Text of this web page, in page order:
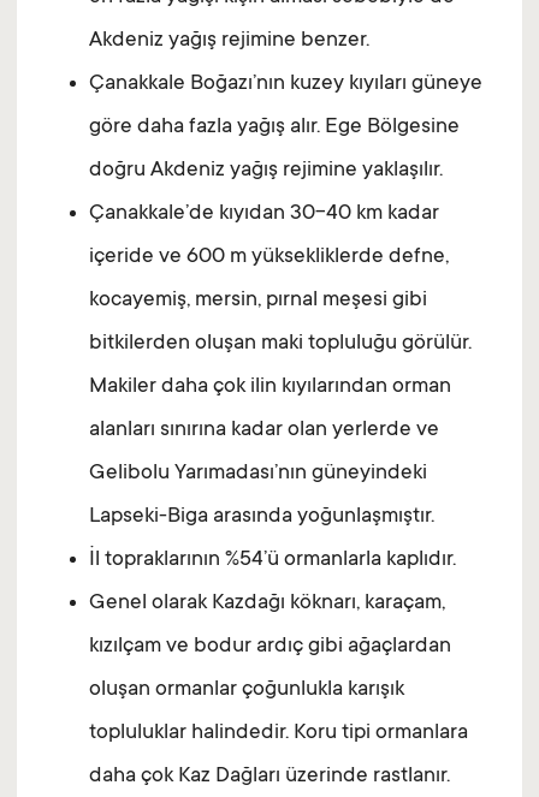
Akdeniz yağış rejimine benzer.
Çanakkale Boğazı’nın kuzey kıyıları güneye
göre daha fazla yağış alır. Ege Bölgesine
doğru Akdeniz yağış rejimine yaklaşılır.
Çanakkale’de kıyıdan 30-40 km kadar
içeride ve 600 m yüksekliklerde defne,
kocayemiş, mersin, pırnal meşesi gibi
bitkilerden oluşan maki topluluğu görülür.
Makiler daha çok ilin kıyılarından orman
alanları sınırına kadar olan yerlerde ve
Gelibolu Yarımadası’nın güneyindeki
Lapseki-Biga arasında yoğunlaşmıştır.
İl topraklarının %54’ü ormanlarla kaplıdır.
Genel olarak Kazdağı köknarı, karaçam,
kızılçam ve bodur ardıç gibi ağaçlardan
oluşan ormanlar çoğunlukla karışık
topluluklar halindedir. Koru tipi ormanlara
daha çok Kaz Dağları üzerinde rastlanır.